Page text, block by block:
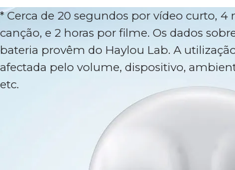
* Cerca de 20 segundos por vídeo curto,
canção, e 2 horas por filme. Os dados
bateria provêm do Haylou Lab. A
afectada pelo volume, dispositivo,
etc.